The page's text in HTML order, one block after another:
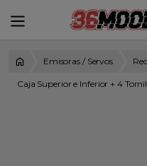
Emisoras / Servos
Caja Superior e Inferior + 4